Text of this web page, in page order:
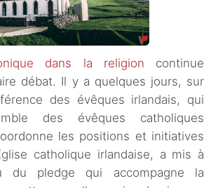
dans la religion continue
débat. Il y a quelques jours, sur
des évêques irlandais, qui
des évêques catholiques
les positions et initiatives
catholique irlandaise, a mis à
du pledge qui accompagne la